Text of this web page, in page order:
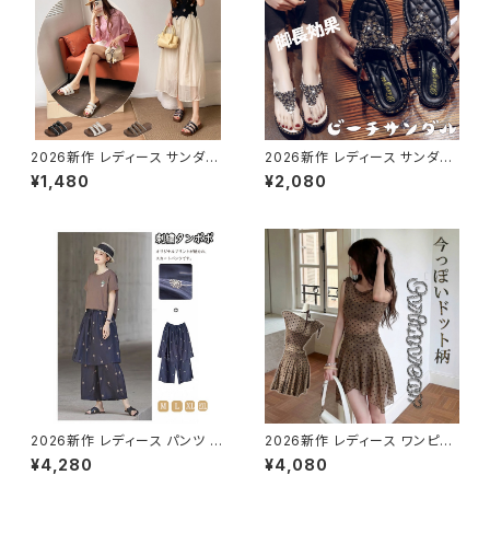
2026新作 レディース サンダル
ストライプ パール かわいい フラ
ット 歩きやすい フェミニン 黒
¥1,480
2026新作 レディース サンダル
スタイルアップ 華奢 キラキラ 美
脚 脚長 グラディエーター トング
¥2,080
2026新作 レディース パンツ 刺
繍タンポポワイドパンツ ウエス
トゴム ストライプ 楽ちん 綿麻
¥4,280
2026新作 レディース ワンピー
ス水着 透け感 水玉 ツーピース
フェイクビキニ 体系カバー
¥4,080